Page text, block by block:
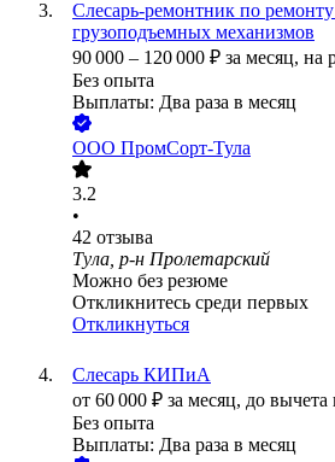
Слесарь-ремонтник по
грузоподъемных механизмов
90 000 – 120 000 ₽ за месяц, на
Без опыта
Выплаты: Два раза в месяц
ООО ПромСорт-Тула
3.2
•
42 отзыва
Тула, р-н Пролетарский
Можно без резюме
Откликнитесь среди первых
Откликнуться
Слесарь КИПиА
от 60 000 ₽ за месяц, до вычета
Без опыта
Выплаты: Два раза в месяц